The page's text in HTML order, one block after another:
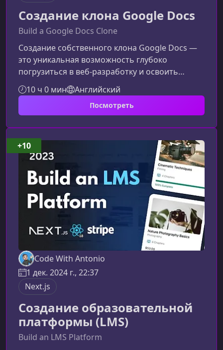
Создание клона Google Docs
Build a Google Docs Clone
Создание собственного клона Google Docs —
это уникальная возможность глубоко
погрузиться в веб‑разработку и освоить
технологии, используемые в современных
высоконагруженных продуктах. Этот курс
поможет вам перейти от базовых навыков к
созданию сложного полнофункционального
приложения с нуля.Что представляет собой
курсКурс длительностью 10 часов шаг за
шагом проведет вас по всем этапам
разработки аналога Google Docs: от
архитектуры и настройки
10 ч 0 мин Английский
Посмотреть
Code With Antonio
1 дек. 2024 г., 22:37
Next.js
Создание образовательной
платформы (LMS)
Build an LMS Platform
+10